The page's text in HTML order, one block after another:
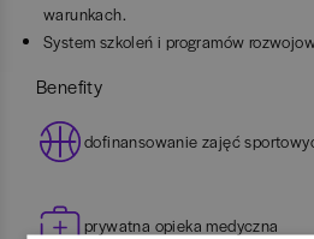
warunkach.
System szkoleń i programów
Benefity
dofinansowanie zajęć
prywatna opieka medyczna